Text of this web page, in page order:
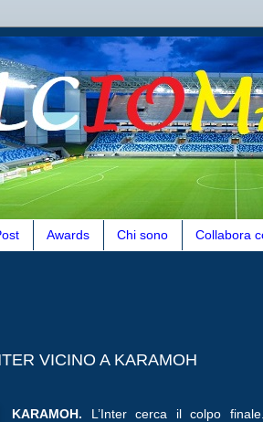
Awards Chi sono Collabora
VICINO A KARAMOH
KARAMOH. L’Inter cerca il colpo